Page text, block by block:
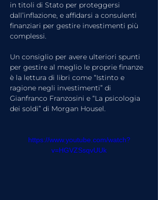
in titoli di Stato per proteggersi
dall’inflazione, e affidarsi a consulenti
finanziari per gestire investimenti più
complessi.
Un consiglio per avere ulteriori spunti
per gestire al meglio le proprie finanze
è la lettura di libri come “Istinto e
ragione negli investimenti” di
Gianfranco Franzosini e “La psicologia
dei soldi” di Morgan Housel.
https://www.youtube.com/watch?
v=HGVZSsqvUUk